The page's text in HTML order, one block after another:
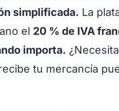
simplificada. La
el 20 % de IVA
importa.
tu mercancía